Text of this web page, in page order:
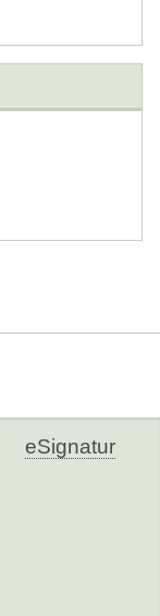
eSignatur